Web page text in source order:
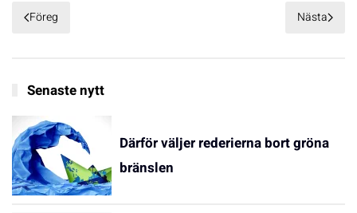
Föreg Nästa
Senaste nytt
Därför väljer rederierna bort gröna
bränslen